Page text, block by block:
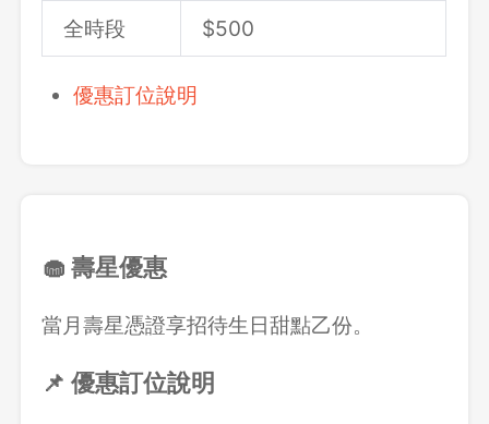
全時段 $500
優惠訂位說明
🧁 壽星優惠
當月壽星憑證享招待生日甜點乙份。
📌 優惠訂位說明